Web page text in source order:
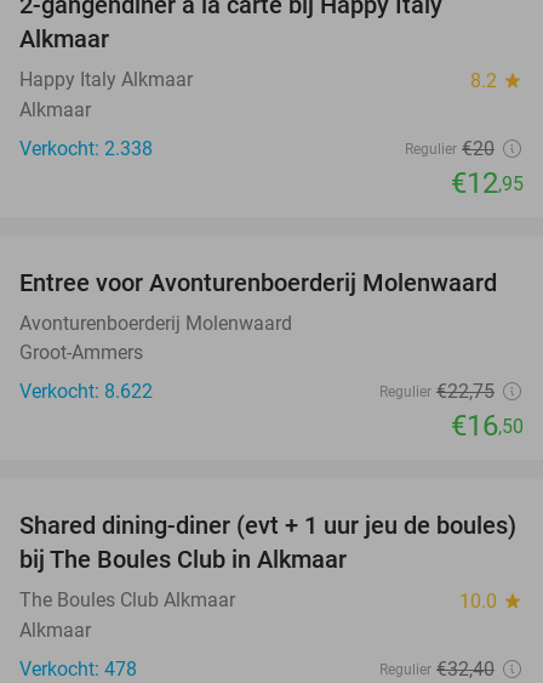
Alkmaar
Happy Italy Alkmaar 8.2 star
Alkmaar
Verkocht: 2.338
Regulier €20
€12,95
27%
Entree voor Avonturenboerderij Molenwaard
Avonturenboerderij Molenwaard
Groot-Ammers
Verkocht: 8.622
Regulier €22,75
€16,50
29%
Shared dining-diner (evt + 1 uur jeu de boules)
bij The Boules Club in Alkmaar
The Boules Club Alkmaar 10.0 star
Alkmaar
Verkocht: 478
Regulier €32,40